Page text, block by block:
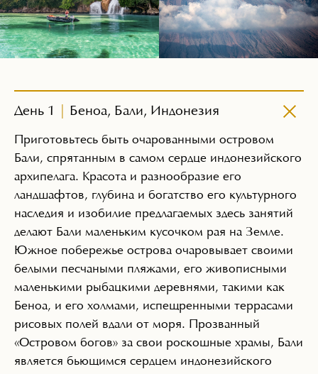
День 1 Беноа, Бали, Индонезия
Приготовьтесь быть очарованными островом
Бали, спрятанным в самом сердце индонезийского
архипелага. Красота и разнообразие его
ландшафтов, глубина и богатство его культурного
наследия и изобилие предлагаемых здесь занятий
делают Бали маленьким кусочком рая на Земле.
Южное побережье острова очаровывает своими
белыми песчаными пляжами, его живописными
маленькими рыбацкими деревнями, такими как
Беноа, и его холмами, испещренными террасами
рисовых полей вдали от моря. Прозванный
«Островом богов» за свои роскошные храмы, Бали
является бьющимся сердцем индонезийского